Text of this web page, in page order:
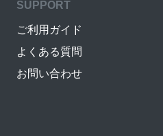
SUPPORT
ご利用ガイド
よくある質問
お問い合わせ